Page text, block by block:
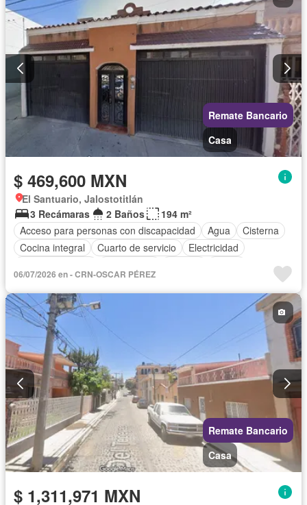
Remate Bancario
Casa
$ 469,600 MXN
El Santuario, Jalostotitlán
3 Recámaras
2 Baños
194 m²
Acceso para personas con discapacidad
Agua
Cisterna
Cocina integral
Cuarto de servicio
Electricidad
Recámara con closet
Vista panorámica
Zonas verdes
Sin amueblar
06/07/2026 en - CRN-OSCAR PÉREZ
Remate Bancario
Casa
$ 1,311,971 MXN